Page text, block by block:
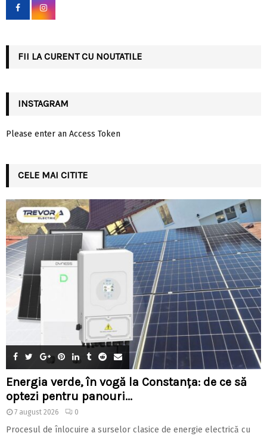
r
FII LA CURENT CU NOUTATILE
INSTAGRAM
Please enter an Access Token
CELE MAI CITITE
Energia verde, în vogă la Constanța: de ce să
optezi pentru panouri...
7 august 2026 0
Procesul de înlocuire a surselor clasice de energie electrică cu